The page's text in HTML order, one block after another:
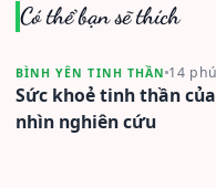
Có thể bạn sẽ thích
BÌNH YÊN TINH THẦN 14
Sức khoẻ tinh thần
nhìn nghiên cứu